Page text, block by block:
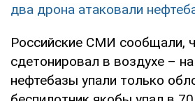
два дрона атаковали
Российские СМИ сообщали,
сдетонировал в воздухе –
нефтебазы упали только